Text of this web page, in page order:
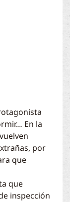
En la
por
que
que
inspección